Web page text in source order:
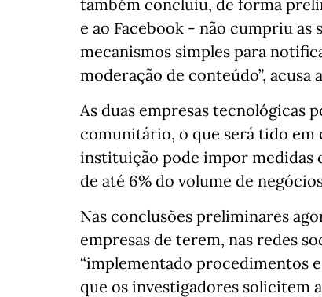
também concluiu, de forma
e ao Facebook - não cumpriu
mecanismos simples para
moderação de conteúdo”,
As duas empresas tecnológicas
comunitário, o que será tido em
instituição pode impor medidas
de até 6% do volume de
Nas conclusões preliminares
empresas de terem, nas redes
“implementado procedimentos
que os investigadores solicitem